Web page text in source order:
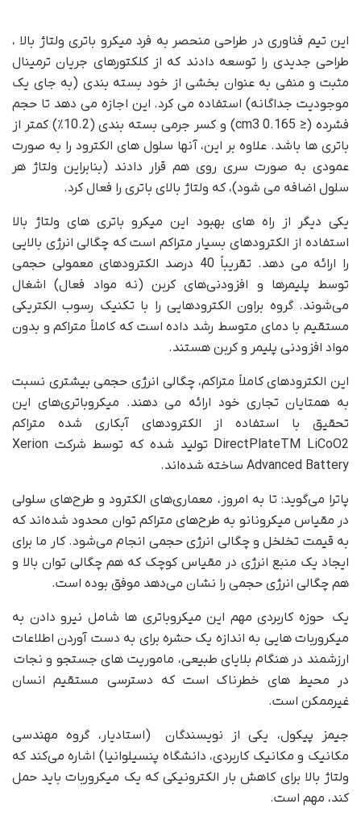
این تیم فناوری در طراحی منحصر به فرد میکرو باتری ولتاژ بالا ،
طراحی جدیدی را توسعه دادند که از کلکتورهای جریان ترمینال
مثبت و منفی به عنوان بخشی از خود بسته بندی (به جای یک
موجودیت جداگانه) استفاده می کرد. این اجازه می دهد تا حجم
فشرده (≤ 0.165 cm3) و کسر جرمی بسته بندی (10.2٪) کمتر از
باتری ها باشد. علاوه بر این، آنها سلول های الکترود را به صورت
عمودی به صورت سری روی هم قرار دادند (بنابراین ولتاژ هر
سلول اضافه می شود)، که ولتاژ بالای باتری را فعال کرد.
یکی دیگر از راه های بهبود این میکرو باتری های ولتاژ بالا
استفاده از الکترودهای بسیار متراکم است که چگالی انرژی بالایی
را ارائه می دهد. تقریباً 40 درصد الکترودهای معمولی حجمی
توسط پلیمرها و افزودنی‌های کربن (نه مواد فعال) اشغال
می‌شوند. گروه براون الکترودهایی را با تکنیک رسوب الکتریکی
مستقیم با دمای متوسط رشد داده است که کاملاً متراکم و بدون
مواد افزودنی پلیمر و کربن هستند.
این الکترودهای کاملاً متراکم، چگالی انرژی حجمی بیشتری نسبت
به همتایان تجاری خود ارائه می دهند. میکروباتری‌های این
تحقیق با استفاده از الکترودهای آبکاری شده متراکم
DirectPlateTM LiCoO2 تولید شده که توسط شرکت Xerion
Advanced Battery ساخته شده‌اند.
پاترا می‌گوید: تا به امروز، معماری‌های الکترود و طرح‌های سلولی
در مقیاس میکرونانو به طرح‌های متراکم توان محدود شده‌اند که
به قیمت تخلخل و چگالی انرژی حجمی انجام می‌شود. کار ما برای
ایجاد یک منبع انرژی در مقیاس کوچک که هم چگالی توان بالا و
هم چگالی انرژی حجمی را نشان می‌دهد موفق بوده است.
یک حوزه کاربردی مهم این میکروباتری ها شامل نیرو دادن به
میکروربات هایی به اندازه یک حشره برای به دست آوردن اطلاعات
ارزشمند در هنگام بلایای طبیعی، ماموریت های جستجو و نجات
در محیط های خطرناک است که دسترسی مستقیم انسان
غیرممکن است.
جیمز پیکول، یکی از نویسندگان (استادیار، گروه مهندسی
مکانیک و مکانیک کاربردی، دانشگاه پنسیلوانیا) اشاره می‌کند که
ولتاژ بالا برای کاهش بار الکترونیکی که یک میکروربات باید حمل
کند، مهم است.